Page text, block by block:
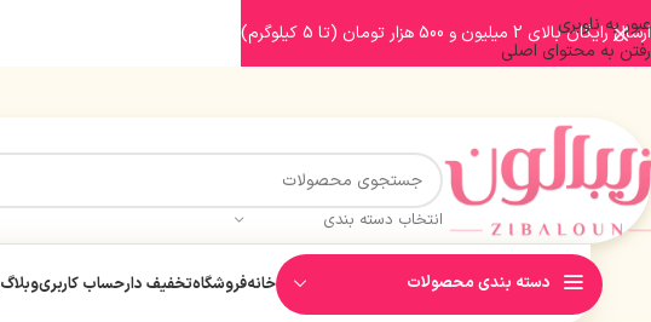
عبور به ناوبری
رفتن به محتوای اصلی
انتخاب دسته بندی
دسته بندی محصولات خانهفروشگاهتخفیف دارحساب کاربریوبلاگ
ارسال رایگان بالای 2 میلیون و 500 هزار تومان (تا 5 کیلوگرم)